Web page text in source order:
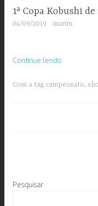
1ª Copa Kobushi
04/09/2019 marim
Continue lendo
Kobushi
Com a tag campeonato,
Pesquisar